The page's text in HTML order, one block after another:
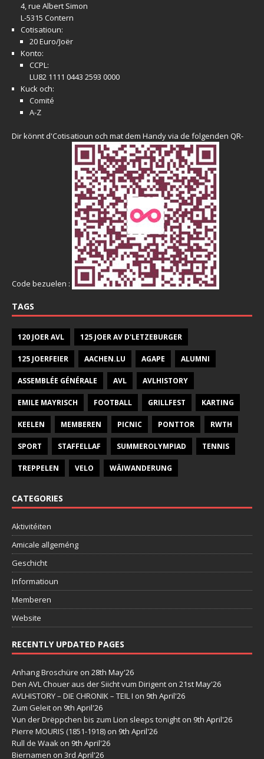
4, rue Albert Simon
L-5315 Contern
Cotisatioun:
20 Euro/Joër
Konto:
CCPL:
LU82 1111 0443 2593 0000
Kuck och:
Comité
A-Z
Dir könnt d'Cotisatioun och mat dem Handy via de folgenden QR-
Code bezuelen :
TAGS
120 JOER AVL 125 JOER AV D'LETZEBURGER
125 JOERFEIER AACHEN.LU AGAPE ALUMNI
ASSEMBLÉE GÉNÉRALE AVL AVLHISTORY
EMILE MAYRISCH FOOTBALL GRILLFEST KARTING
KEELEN MEMBEREN PICNIC PONTTOR RWTH
SPORT STAFFELLAF SUMMEROLYMPIAD TENNIS
TREPPELEN VELO WÄIWANDERUNG
CATEGORIES
Aktivitéiten
Amicale allgeméng
Geschicht
Informatioun
Memberen
Website
RECENTLY UPDATED PAGES
Anhang Broschüre on 28th May'26
Den AVL Chouer aus der Siicht vum Dirigent on 21st May'26
AVLHISTORY – DIE CHRONIK – TEIL I on 9th April'26
Zum Geleit on 9th April'26
Vun der Drëppchen bis zum Lion sleeps tonight on 9th April'26
Pierre MOURIS (1851-1918) on 9th April'26
Rull de Waak on 9th April'26
Biernamen on 3rd April'26